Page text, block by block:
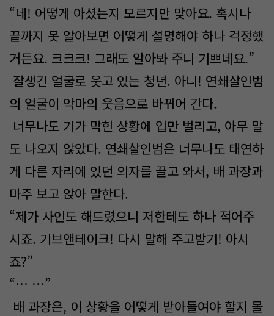
“네! 어떻게 아셨는지 모르지만 맞아요. 혹시나
끝까지 못 알아보면 어떻게 설명해야 하나 걱정했
거든요. 크크크! 그래도 알아봐 주니 기쁘네요.”
잘생긴 얼굴로 웃고 있는 청년. 아니! 연쇄살인범
의 얼굴이 악마의 웃음으로 바뀌어 간다.
너무나도 기가 막힌 상황에 입만 벌리고, 아무 말
도 나오지 않았다. 연쇄살인범은 너무나도 태연하
게 다른 자리에 있던 의자를 끌고 와서, 배 과장과
마주 보고 앉아 말한다.
“제가 사인도 해드렸으니 저한테도 하나 적어주
시죠. 기브앤테이크! 다시 말해 주고받기! 아시
죠?”
“… …”
배 과장은, 이 상황을 어떻게 받아들여야 할지 몰